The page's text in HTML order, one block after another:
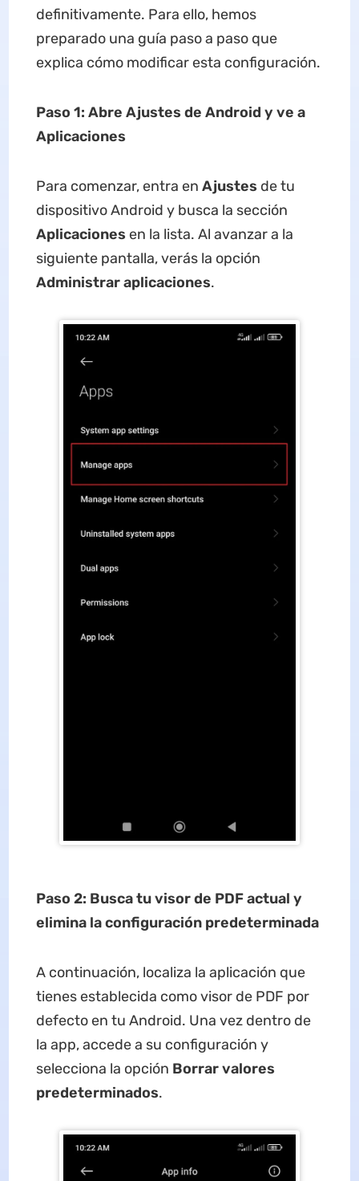
definitivamente. Para ello, hemos
preparado una guía paso a paso que
explica cómo modificar esta configuración.
Paso 1: Abre Ajustes de Android y ve a
Aplicaciones
Para comenzar, entra en Ajustes de tu
dispositivo Android y busca la sección
Aplicaciones en la lista. Al avanzar a la
siguiente pantalla, verás la opción
Administrar aplicaciones.
Paso 2: Busca tu visor de PDF actual y
elimina la configuración predeterminada
A continuación, localiza la aplicación que
tienes establecida como visor de PDF por
defecto en tu Android. Una vez dentro de
la app, accede a su configuración y
selecciona la opción Borrar valores
predeterminados.